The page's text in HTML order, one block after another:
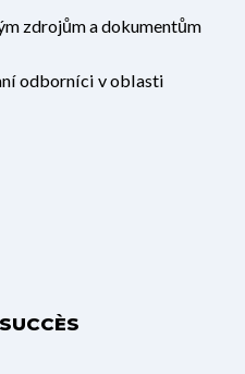
zdrojům a dokumentům
odborníci v oblasti